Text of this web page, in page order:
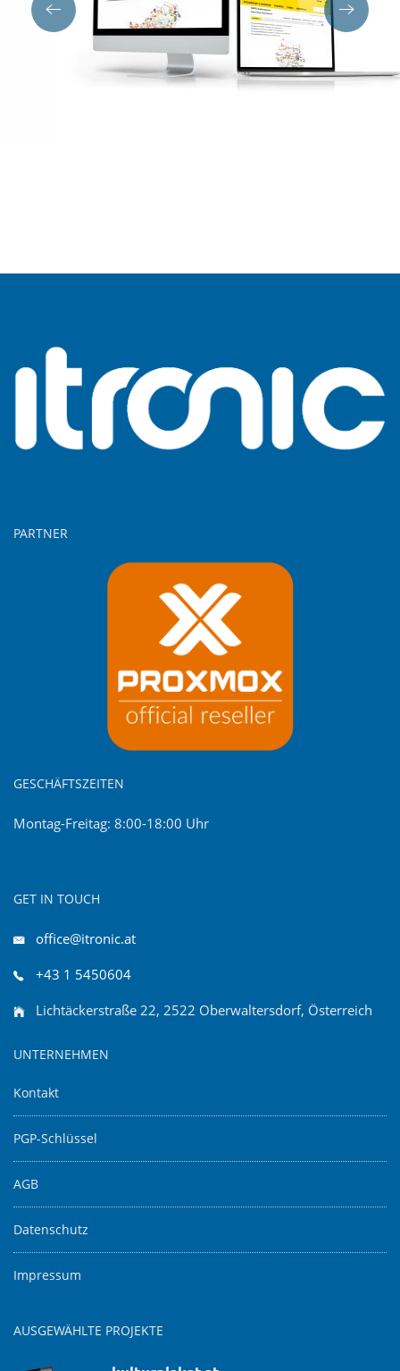
PARTNER
GESCHÄFTSZEITEN
Montag-Freitag: 8:00-18:00 Uhr
GET IN TOUCH
office@itronic.at
+43 1 5450604
Lichtäckerstraße 22, 2522 Oberwaltersdorf, Österreich
UNTERNEHMEN
Kontakt
PGP-Schlüssel
AGB
Datenschutz
Impressum
AUSGEWÄHLTE PROJEKTE